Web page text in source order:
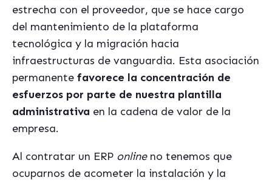
estrecha con el proveedor, que se hace cargo
del mantenimiento de la plataforma
tecnológica y la migración hacia
infraestructuras de vanguardia. Esta asociación
permanente favorece la concentración de
esfuerzos por parte de nuestra plantilla
administrativa en la cadena de valor de la
empresa.
Al contratar un ERP onlineno tenemos que
ocuparnos de acometer la instalación y la